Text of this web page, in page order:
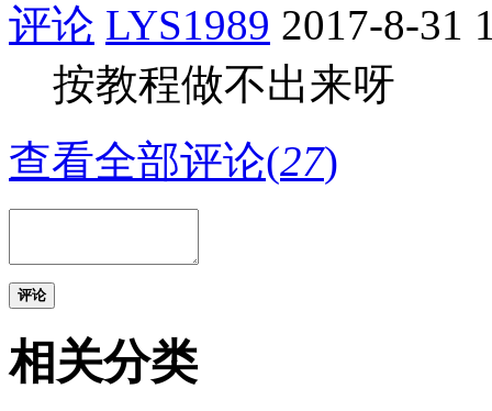
评论 LYS1989 2017-8-31
按教程做不出来呀
查看全部评论(27)
评论
相关分类